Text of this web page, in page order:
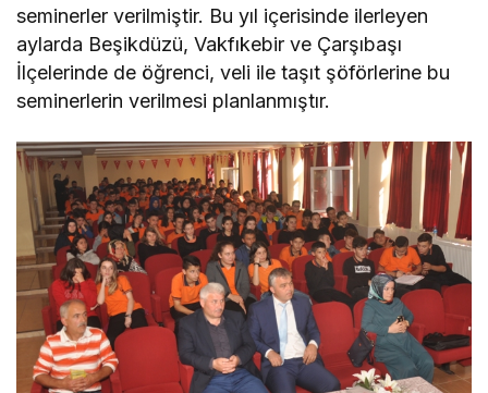
seminerler verilmiştir. Bu yıl içerisinde ilerleyen
aylarda Beşikdüzü, Vakfıkebir ve Çarşıbaşı
İlçelerinde de öğrenci, veli ile taşıt şöförlerine bu
seminerlerin verilmesi planlanmıştır.